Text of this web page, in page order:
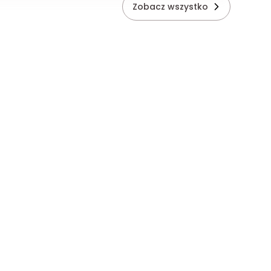
Zobacz wszystko